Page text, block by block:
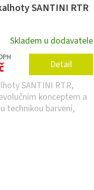
SANTINI RTR
Skladem u dodavatele
Detail
SANTINI RTR,
konceptem a
technikou barvení,